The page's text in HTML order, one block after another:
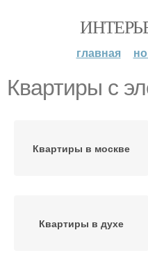
главная
Квартиры с
Квартиры в москве
Квартиры в духе